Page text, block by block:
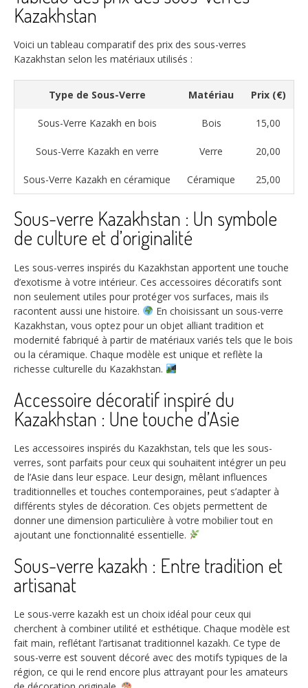
Kazakhstan
Voici un tableau comparatif des prix des sous-verres
Kazakhstan selon les matériaux utilisés :
Type de Sous-Verre Matériau Prix (€)
Sous-Verre Kazakh en bois Bois 15,00
Sous-Verre Kazakh en verre Verre 20,00
Sous-Verre Kazakh en céramique Céramique 25,00
Sous-verre Kazakhstan : Un symbole
de culture et d’originalité
Les sous-verres inspirés du Kazakhstan apportent une touche
d’exotisme à votre intérieur. Ces accessoires décoratifs sont
non seulement utiles pour protéger vos surfaces, mais ils
racontent aussi une histoire.
En choisissant un sous-verre
Kazakhstan, vous optez pour un objet alliant tradition et
modernité fabriqué à partir de matériaux variés tels que le bois
ou la céramique. Chaque modèle est unique et reflète la
richesse culturelle du Kazakhstan.
Accessoire décoratif inspiré du
Kazakhstan : Une touche d’Asie
Les accessoires inspirés du Kazakhstan, tels que les sous-
verres, sont parfaits pour ceux qui souhaitent intégrer un peu
de l’Asie dans leur espace. Leur design, mêlant influences
traditionnelles et touches contemporaines, peut s’adapter à
différents styles de décoration. Ces objets permettent de
donner une dimension particulière à votre mobilier tout en
ajoutant une fonctionnalité essentielle.
Sous-verre kazakh : Entre tradition et
artisanat
Le sous-verre kazakh est un choix idéal pour ceux qui
cherchent à combiner utilité et esthétique. Chaque modèle est
fait main, reflétant l’artisanat traditionnel kazakh. Ce type de
sous-verre est souvent décoré avec des motifs typiques de la
région, ce qui le rend encore plus attrayant pour les amateurs